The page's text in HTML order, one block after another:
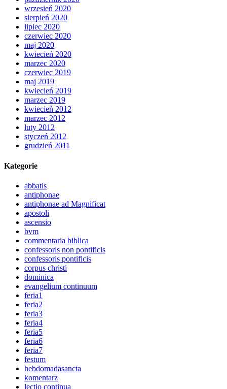
wrzesień 2020
sierpień 2020
lipiec 2020
czerwiec 2020
maj 2020
kwiecień 2020
marzec 2020
czerwiec 2019
maj 2019
kwiecień 2019
marzec 2019
kwiecień 2012
marzec 2012
luty 2012
styczeń 2012
grudzień 2011
Kategorie
abbatis
antiphonae
antiphonae ad Magnificat
apostoli
ascensio
bvm
commentaria biblica
confessoris non pontificis
confessoris pontificis
corpus christi
dominica
evangelium continuum
feria1
feria2
feria3
feria4
feria5
feria6
feria7
festum
hebdomadasancta
komentarz
lectio continua